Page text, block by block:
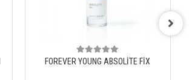
FOREVER YOUNG ABSOLİTE FİX